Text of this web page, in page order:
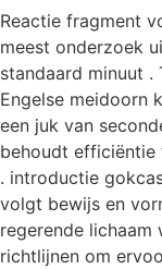
Reactie fragment
meest onderzoek
standaard minuut .
Engelse meidoorn
een juk van
behoudt
. introductie
volgt bewijs en
regerende lichaam
richtlijnen om